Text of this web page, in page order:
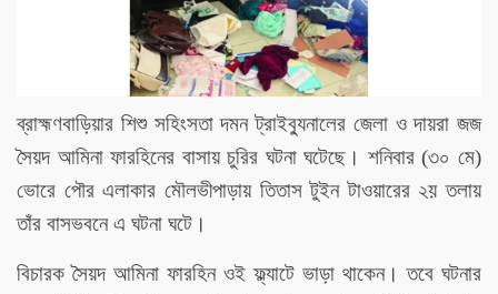
ব্রাহ্মণবাড়িয়ার শিশু সহিংসতা দমন ট্রাইব্যুনালের জেলা ও দায়রা জজ
সৈয়দ আমিনা ফারহিনের বাসায় চুরির ঘটনা ঘটেছে। শনিবার (৩০ মে)
ভোরে পৌর এলাকার মৌলভীপাড়ায় তিতাস টুইন টাওয়ারের ২য় তলায়
তাঁর বাসভবনে এ ঘটনা ঘটে।
বিচারক সৈয়দ আমিনা ফারহিন ওই ফ্ল্যাটে ভাড়া থাকেন। তবে ঘটনার